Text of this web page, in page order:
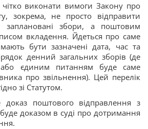
виконати вимоги Закону про
зокрема, не просто відправити
заплановані збори, а поштовим
вкладення. Йдеться про саме
бути зазначені дата, час та
денний загальних зборів (де
єдиним питанням буде саме
про звільнення). Цей перелік
зі Статутом.
поштового відправлення з
доказом в суді про дотримання